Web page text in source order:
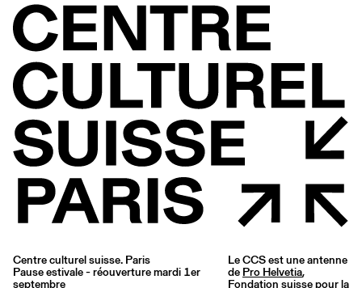
Centre culturel suisse. Paris
Pause estivale - réouverture mardi 1er
septembre
Le CCS est une antenne
de Pro Helvetia,
Fondation suisse pour la